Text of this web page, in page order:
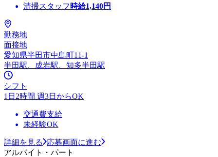
清掃スタッフ 時給1,140円
勤務地
面接地
愛知県半田市中島町11-1
半田駅、成岩駅、知多半田駅
シフト
1日2時間 週3日からOK
交通費支給
未経験OK
詳細を見る
応募画面に進む
アルバイト・パート